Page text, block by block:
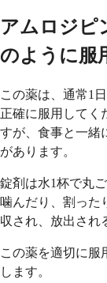
アムロジピ
のように服
この薬は、通常1
正確に服用してく
すが、食事と一緒
があります。
錠剤は水1杯で丸
噛んだり、割った
収され、放出され
この薬を適切に服
します。